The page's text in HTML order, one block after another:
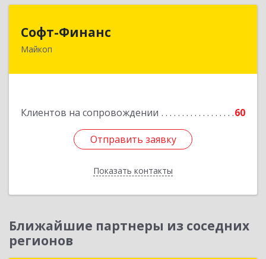
Софт-Финанс
Майкоп
Клиентов на сопровождении 60
Отправить заявку
Показать контакты
385006, Адыгея Респ, Майкоп г, Калинина ул,
Отправить заявку
Назад
Ближайшие партнеры из соседних
регионов